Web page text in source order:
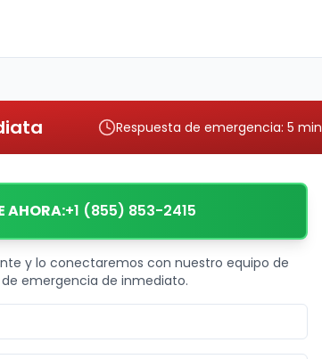
Respuesta de emergencia: 5 min
AHORA:+1 (855) 853-2415
y lo conectaremos con nuestro equipo de
emergencia de inmediato.